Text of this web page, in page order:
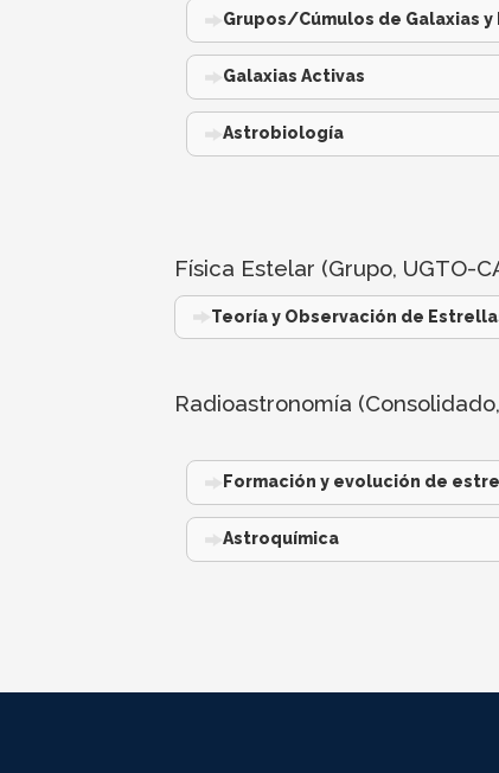
Grupos/Cúmulos de Galaxias y
Galaxias Activas
Astrobiología
Física Estelar (Grupo, UGTO-
Teoría y Observación de
Radioastronomía
Formación y evolución de
Astroquímica